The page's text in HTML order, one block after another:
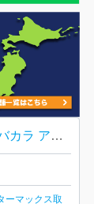
食器の買取店| Baccarat バカラ アルカードシリーズ ワイングラスの買取| 取手市戸頭
ーマックス取